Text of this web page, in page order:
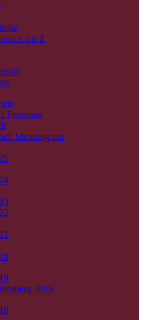
A bis Z
Personen
Meinung pur
2019